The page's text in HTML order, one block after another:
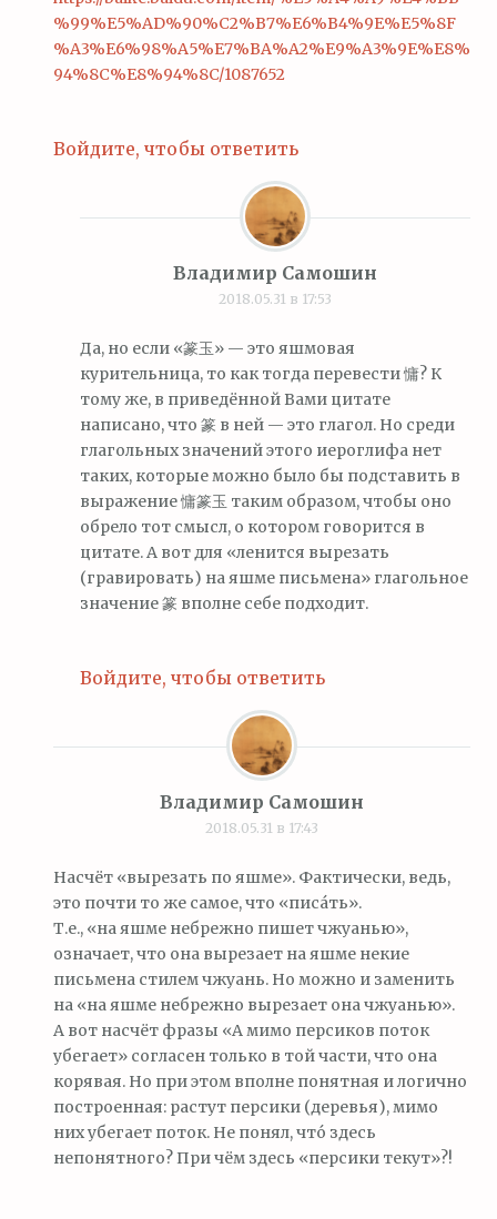
%99%E5%AD%90%C2%B7%E6%B4%9E%E5%8F
%A3%E6%98%A5%E7%BA%A2%E9%A3%9E%E8%
94%8C%E8%94%8C/1087652
Войдите, чтобы ответить
Владимир Самошин
2018.05.31 в 17:53
Да, но если «篆玉» — это яшмовая
курительница, то как тогда перевести 慵? К
тому же, в приведённой Вами цитате
написано, что 篆 в ней — это глагол. Но среди
глагольных значений этого иероглифа нет
таких, которые можно было бы подставить в
выражение 慵篆玉 таким образом, чтобы оно
обрело тот смысл, о котором говорится в
цитате. А вот для «ленится вырезать
(гравировать) на яшме письмена» глагольное
значение 篆 вполне себе подходит.
Войдите, чтобы ответить
Владимир Самошин
2018.05.31 в 17:43
Насчёт «вырезать по яшме». Фактически, ведь,
это почти то же самое, что «писа́ть».
Т.е., «на яшме небрежно пишет чжуанью»,
означает, что она вырезает на яшме некие
письмена стилем чжуань. Но можно и заменить
на «на яшме небрежно вырезает она чжуанью».
А вот насчёт фразы «А мимо персиков поток
убегает» согласен только в той части, что она
корявая. Но при этом вполне понятная и логично
построенная: растут персики (деревья), мимо
них убегает поток. Не понял, что́ здесь
непонятного? При чём здесь «персики текут»?!